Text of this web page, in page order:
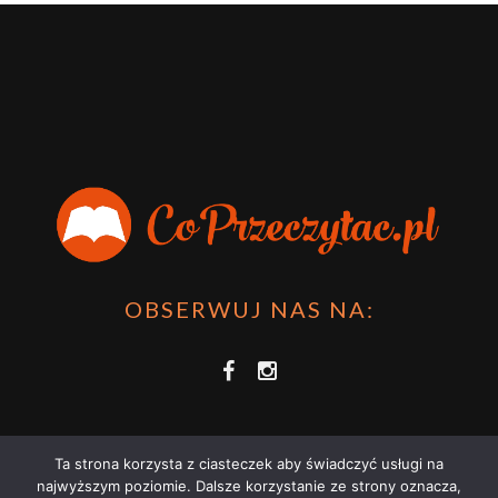
OBSERWUJ NAS NA:
Ta strona korzysta z ciasteczek aby świadczyć usługi na
najwyższym poziomie. Dalsze korzystanie ze strony oznacza,